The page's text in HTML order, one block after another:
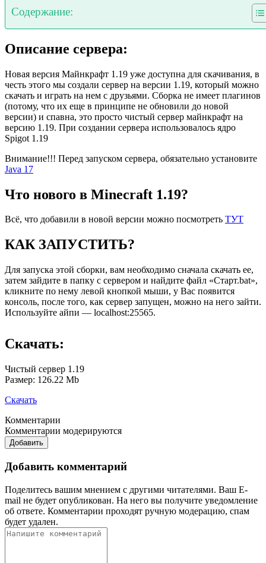
Содержание:
Описание сервера:
Новая версия Майнкрафт 1.19 уже доступна для скачивания, в
честь этого мы создали сервер на версии 1.19, который можно
скачать и играть на нем с друзьями. Сборка не имеет плагинов
(потому, что их еще в принципе не обновили до новой
версии) и спавна, это просто чистый сервер майнкрафт на
версию 1.19. При создании сервера использовалось ядро
Spigot 1.19
Внимание!!! Перед запуском сервера, обязательно установите
Java 17
Что нового в Minecraft 1.19?
Всё, что добавили в новой версии можно посмотреть ТУТ
КАК ЗАПУСТИТЬ?
Для запуска этой сборки, вам необходимо сначала скачать ее,
затем зайдите в папку с сервером и найдите файл «Старт.bat»,
кликните по нему левой кнопкой мыши, у Вас появится
консоль, после того, как сервер запущен, можно на него зайти.
Используйте айпи — localhost:25565.
Скачать:
Чистый сервер 1.19
Размер: 126.22 Mb
Скачать
Комментарии
Комментарии модерируются
Добавить
Добавить комментарий
Поделитесь вашим мнением с другими читателями. Ваш E-
mail не будет опубликован. На него вы получите уведомление
об ответе. Комментарии проходят ручную модерацию, спам
будет удален.